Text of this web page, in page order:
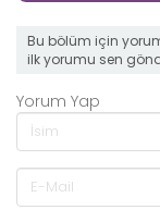
Bu bölüm için
ilk yorumu sen
Yorum Yap